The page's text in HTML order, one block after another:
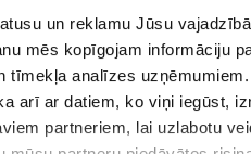
un reklamu Jūsu
mēs kopīgojam informāciju
analīzes
arī ar datiem, ko viņi iegūst,
partneriem, lai uzlabotu
4F tenisa un padela kolekcija.
funkcionalitāte satiekas ar